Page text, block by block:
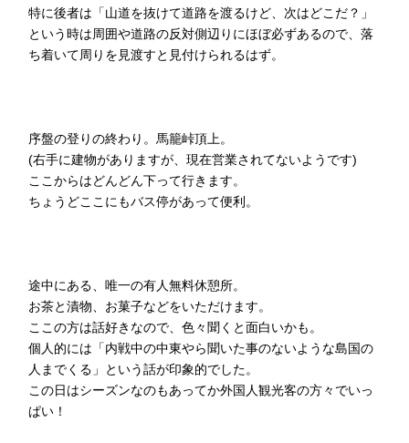
特に後者は「山道を抜けて道路を渡るけど、次はどこだ？」
という時は周囲や道路の反対側辺りにほぼ必ずあるので、落
ち着いて周りを見渡すと見付けられるはず。
序盤の登りの終わり。馬籠峠頂上。
(右手に建物がありますが、現在営業されてないようです)
ここからはどんどん下って行きます。
ちょうどここにもバス停があって便利。
途中にある、唯一の有人無料休憩所。
お茶と漬物、お菓子などをいただけます。
ここの方は話好きなので、色々聞くと面白いかも。
個人的には「内戦中の中東やら聞いた事のないような島国の
人までくる」という話が印象的でした。
この日はシーズンなのもあってか外国人観光客の方々でいっ
ぱい！